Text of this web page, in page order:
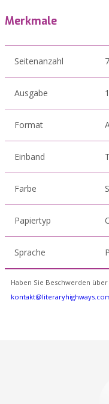
Merkmale
Seitenanzahl
Ausgabe
Format
Einband
Farbe
Papiertyp
Sprache
Haben Sie Beschwerden